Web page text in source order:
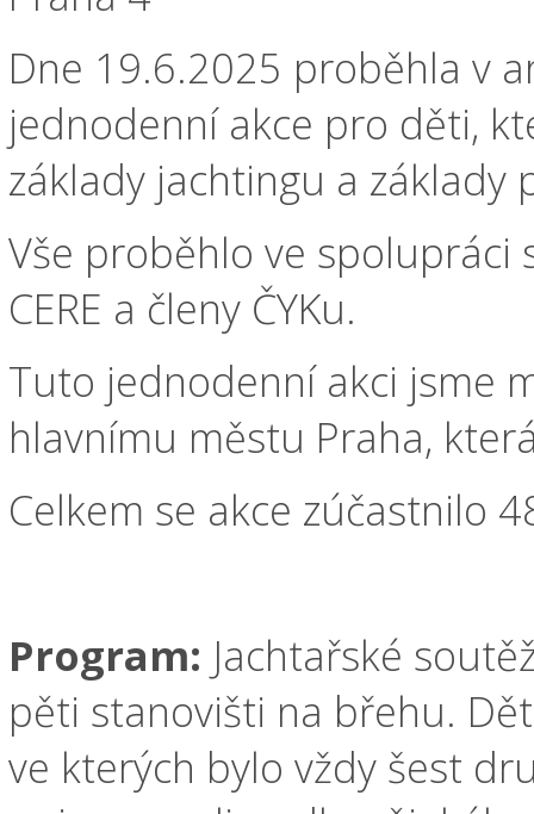
Dne 19.6.2025 proběhla v
jednodenní akce pro děti,
základy jachtingu a základy
Vše proběhlo ve spolupráci
CERE a členy ČYKu.
Tuto jednodenní akci jsme
hlavnímu městu Praha,
Celkem se akce zúčastnilo
Program: Jachtařské
pěti stanovišti na břehu.
ve kterých bylo vždy šest